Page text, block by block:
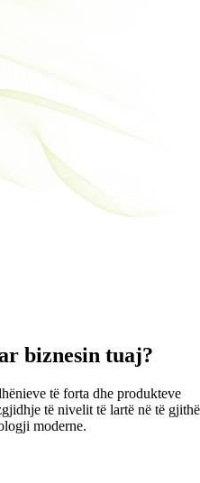
biznesin tuaj?
të forta dhe produkteve
të nivelit të lartë në të gjithë
moderne.